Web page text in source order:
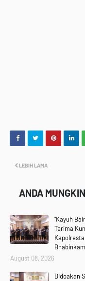
LEBIH LAMA
ANDA
"Kayuh
Terima
August 08, 2026
Didoakan